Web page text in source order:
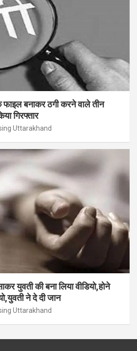
बनाकर ठगी करने वाले तीन
गिरफ्तार
Uttarakhand
युवती की बना लिया वीडियो,होने
ने दे दी जान
Uttarakhand